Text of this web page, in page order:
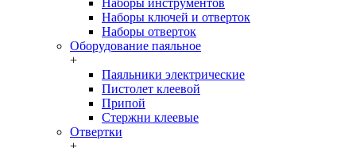
Наборы ключей и отверток
Наборы отверток
Оборудование паяльное
+
Паяльники электрические
Пистолет клеевой
Припой
Стержни клеевые
Отвертки